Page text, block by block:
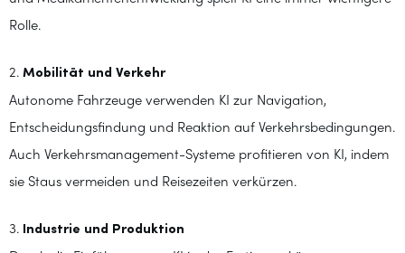
Rolle.
2. Mobilität und Verkehr
Autonome Fahrzeuge verwenden KI zur Navigation,
Entscheidungsfindung und Reaktion auf Verkehrsbedingungen.
Auch Verkehrsmanagement-Systeme profitieren von KI, indem
sie Staus vermeiden und Reisezeiten verkürzen.
3. Industrie und Produktion